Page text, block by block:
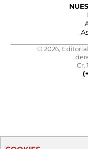
© 2026,
Cr.